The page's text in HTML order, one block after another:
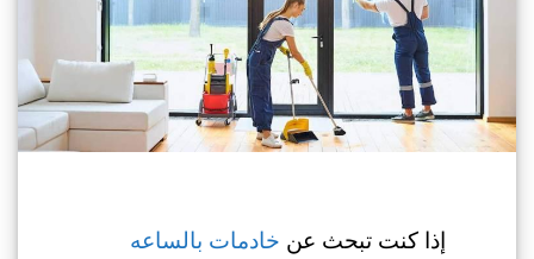
إذا كنت تبحث عن خادمات بالساعه